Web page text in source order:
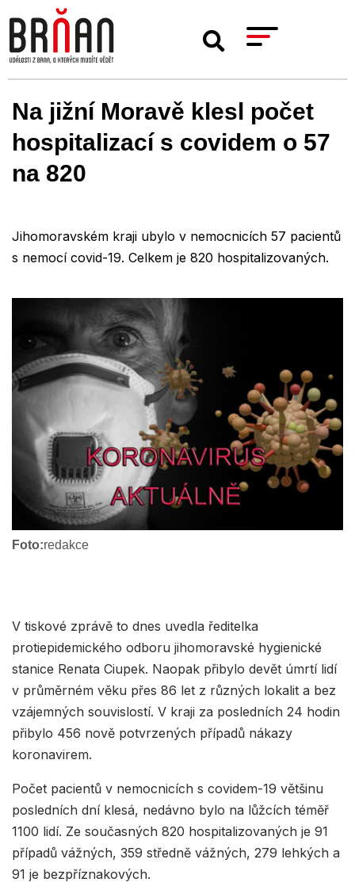
Na jižní Moravě klesl počet
hospitalizací s covidem o 57
na 820
Jihomoravském kraji ubylo v nemocnicích 57 pacientů
s nemocí covid-19. Celkem je 820 hospitalizovaných.
Foto:redakce
V tiskové zprávě to dnes uvedla ředitelka
protiepidemického odboru jihomoravské hygienické
stanice Renata Ciupek. Naopak přibylo devět úmrtí lidí
v průměrném věku přes 86 let z různých lokalit a bez
vzájemných souvislostí. V kraji za posledních 24 hodin
přibylo 456 nově potvrzených případů nákazy
koronavirem.
Počet pacientů v nemocnicích s covidem-19 většinu
posledních dní klesá, nedávno bylo na lůžcích téměř
1100 lidí. Ze současných 820 hospitalizovaných je 91
případů vážných, 359 středně vážných, 279 lehkých a
91 je bezpříznakových.